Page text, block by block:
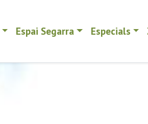
Espai Segarra Especials